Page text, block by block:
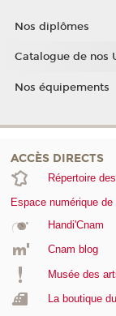
Nos diplômes
Catalogue de nos
Nos équipements
ACCÈS DIRECTS
Répertoire
Espace numérique
Handi'Cnam
Cnam blog
Musée des
La boutique